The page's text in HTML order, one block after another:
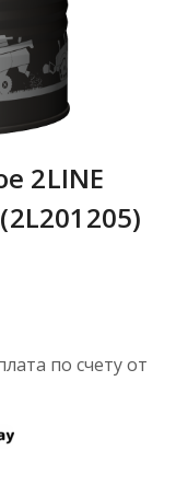
2LINE
по счету от